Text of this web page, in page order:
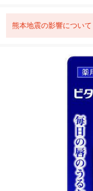
熊本地震の影響について